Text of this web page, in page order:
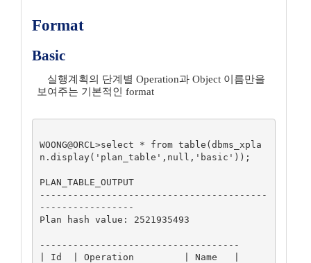
Format
Basic
실행계획의 단계별 Operation과 Object 이름만을
보여주는 기본적인 format
WOONG@ORCL>select * from table(dbms_xpla
n.display('plan_table',null,'basic'));
PLAN_TABLE_OUTPUT
-----------------------------------------
-----------------
Plan hash value: 2521935493
------------------------------------
| Id  | Operation         | Name   |